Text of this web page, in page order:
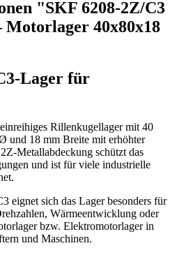
"SKF 6208-2Z/C3
40x80x18
Lager für
Rillenkugellager mit 40
und 18 mm Breite mit erhöhter
Metallabdeckung schützt das
und ist für viele industrielle
eignet sich das Lager besonders für
Wärmeentwicklung oder
bzw. Elektromotorlager in
und Maschinen.